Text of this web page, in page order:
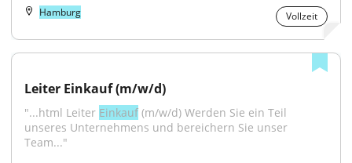
Hamburg Vollzeit
Leiter Einkauf (m/w/d)
"...html Leiter Einkauf (m/w/d) Werden Sie ein Teil
unseres Unternehmens und bereichern Sie unser
Team..."